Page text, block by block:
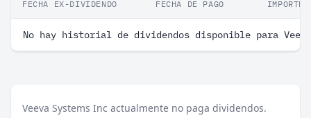
FECHA EX-DIVIDENDO FECHA DE PAGO IMPORTE
No hay historial de dividendos disponible para
Veeva Systems Inc actualmente no paga dividendos.